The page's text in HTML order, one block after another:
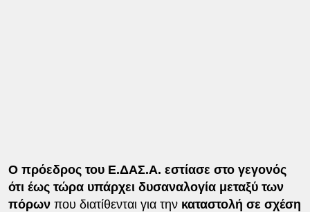
Ο πρόεδρος του Ε.ΔΑΣ.Α. εστίασε στο γεγονός
ότι έως τώρα υπάρχει δυσαναλογία μεταξύ των
πόρωνπου διατίθενται για την καταστολή σε σχέση